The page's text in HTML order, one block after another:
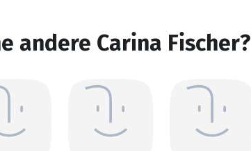
andere Carina Fischer?